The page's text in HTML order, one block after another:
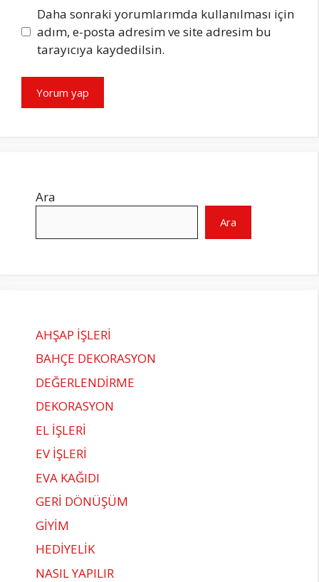
Daha sonraki yorumlarımda kullanılması için
adım, e-posta adresim ve site adresim bu
tarayıcıya kaydedilsin.
Ara
Ara
AHŞAP İŞLERİ
BAHÇE DEKORASYON
DEĞERLENDİRME
DEKORASYON
EL İŞLERİ
EV İŞLERİ
EVA KAĞIDI
GERİ DÖNÜŞÜM
GİYİM
HEDİYELİK
NASIL YAPILIR